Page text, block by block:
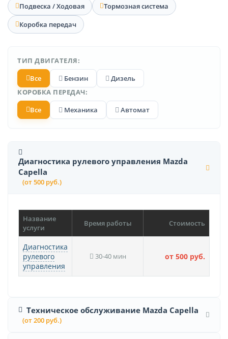
Подвеска / Ходовая
Тормозная система
Коробка передач
ТИП ДВИГАТЕЛЯ:
Все
Бензин
Дизель
КОРОБКА ПЕРЕДАЧ:
Все
Механика Автомат
Диагностика рулевого управления Mazda
Capella
(от 500 руб.)
Название
услуги
Время работы Стоимость
Диагностика
рулевого
управления
30-40 мин от 500 руб.
Техническое обслуживание Mazda Capella
(от 200 руб.)